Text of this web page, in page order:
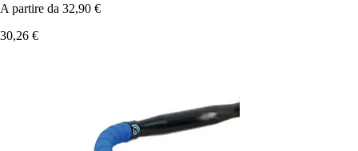
A partire da 32,90 €
30,26 €